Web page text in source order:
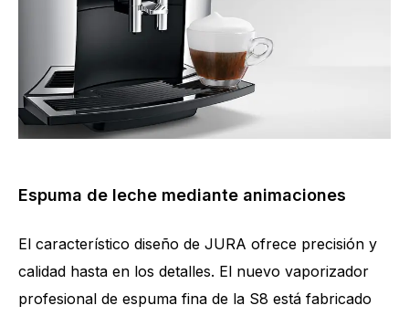
Espuma de leche mediante animaciones
El característico diseño de JURA ofrece precisión y
calidad hasta en los detalles. El nuevo vaporizador
profesional de espuma fina de la S8 está fabricado